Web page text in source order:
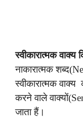
स्वीकारात्मक
नाकारात्मक
स्वीकारात्मक वाक्य
करने वाले
जाता हैं।